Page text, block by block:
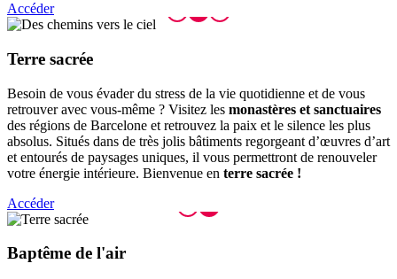
Accéder
Terre sacrée
Besoin de vous évader du stress de la vie quotidienne et de vous
retrouver avec vous-même ? Visitez les monastères et sanctuaires
des régions de Barcelone et retrouvez la paix et le silence les plus
absolus. Situés dans de très jolis bâtiments regorgeant d’œuvres d’art
et entourés de paysages uniques, il vous permettront de renouveler
votre énergie intérieure. Bienvenue en terre sacrée !
Accéder
Baptême de l'air